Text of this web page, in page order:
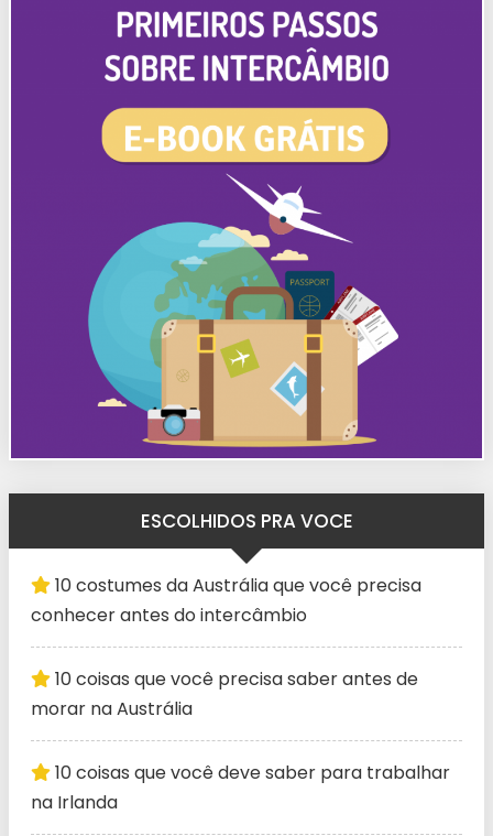
ESCOLHIDOS PRA VOCE
10 costumes da Austrália que você precisa
conhecer antes do intercâmbio
10 coisas que você precisa saber antes de
morar na Austrália
10 coisas que você deve saber para trabalhar
na Irlanda